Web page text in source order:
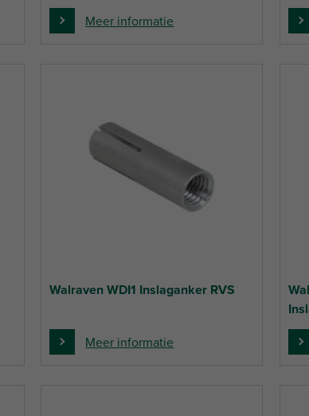
Meer informatie
Walraven WDI1 Inslaganker RVS
Meer informatie